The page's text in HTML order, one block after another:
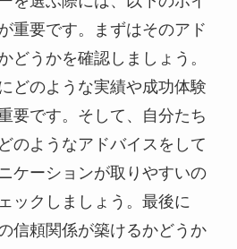
重要です。まずはそのアド
どうかを確認しましょう。
どのような実績や成功体験
要です。そして、自分たち
のようなアドバイスをして
ケーションが取りやすいの
ックしましょう。最後に
信頼関係が築けるかどうか